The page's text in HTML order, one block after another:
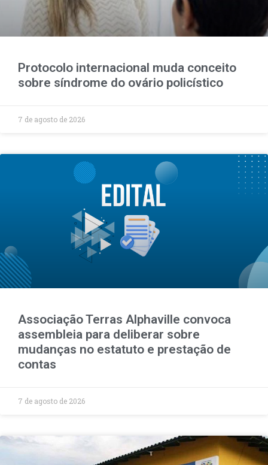
Protocolo internacional muda conceito
sobre síndrome do ovário policístico
7 de agosto de 2026
Associação Terras Alphaville convoca
assembleia para deliberar sobre
mudanças no estatuto e prestação de
contas
7 de agosto de 2026